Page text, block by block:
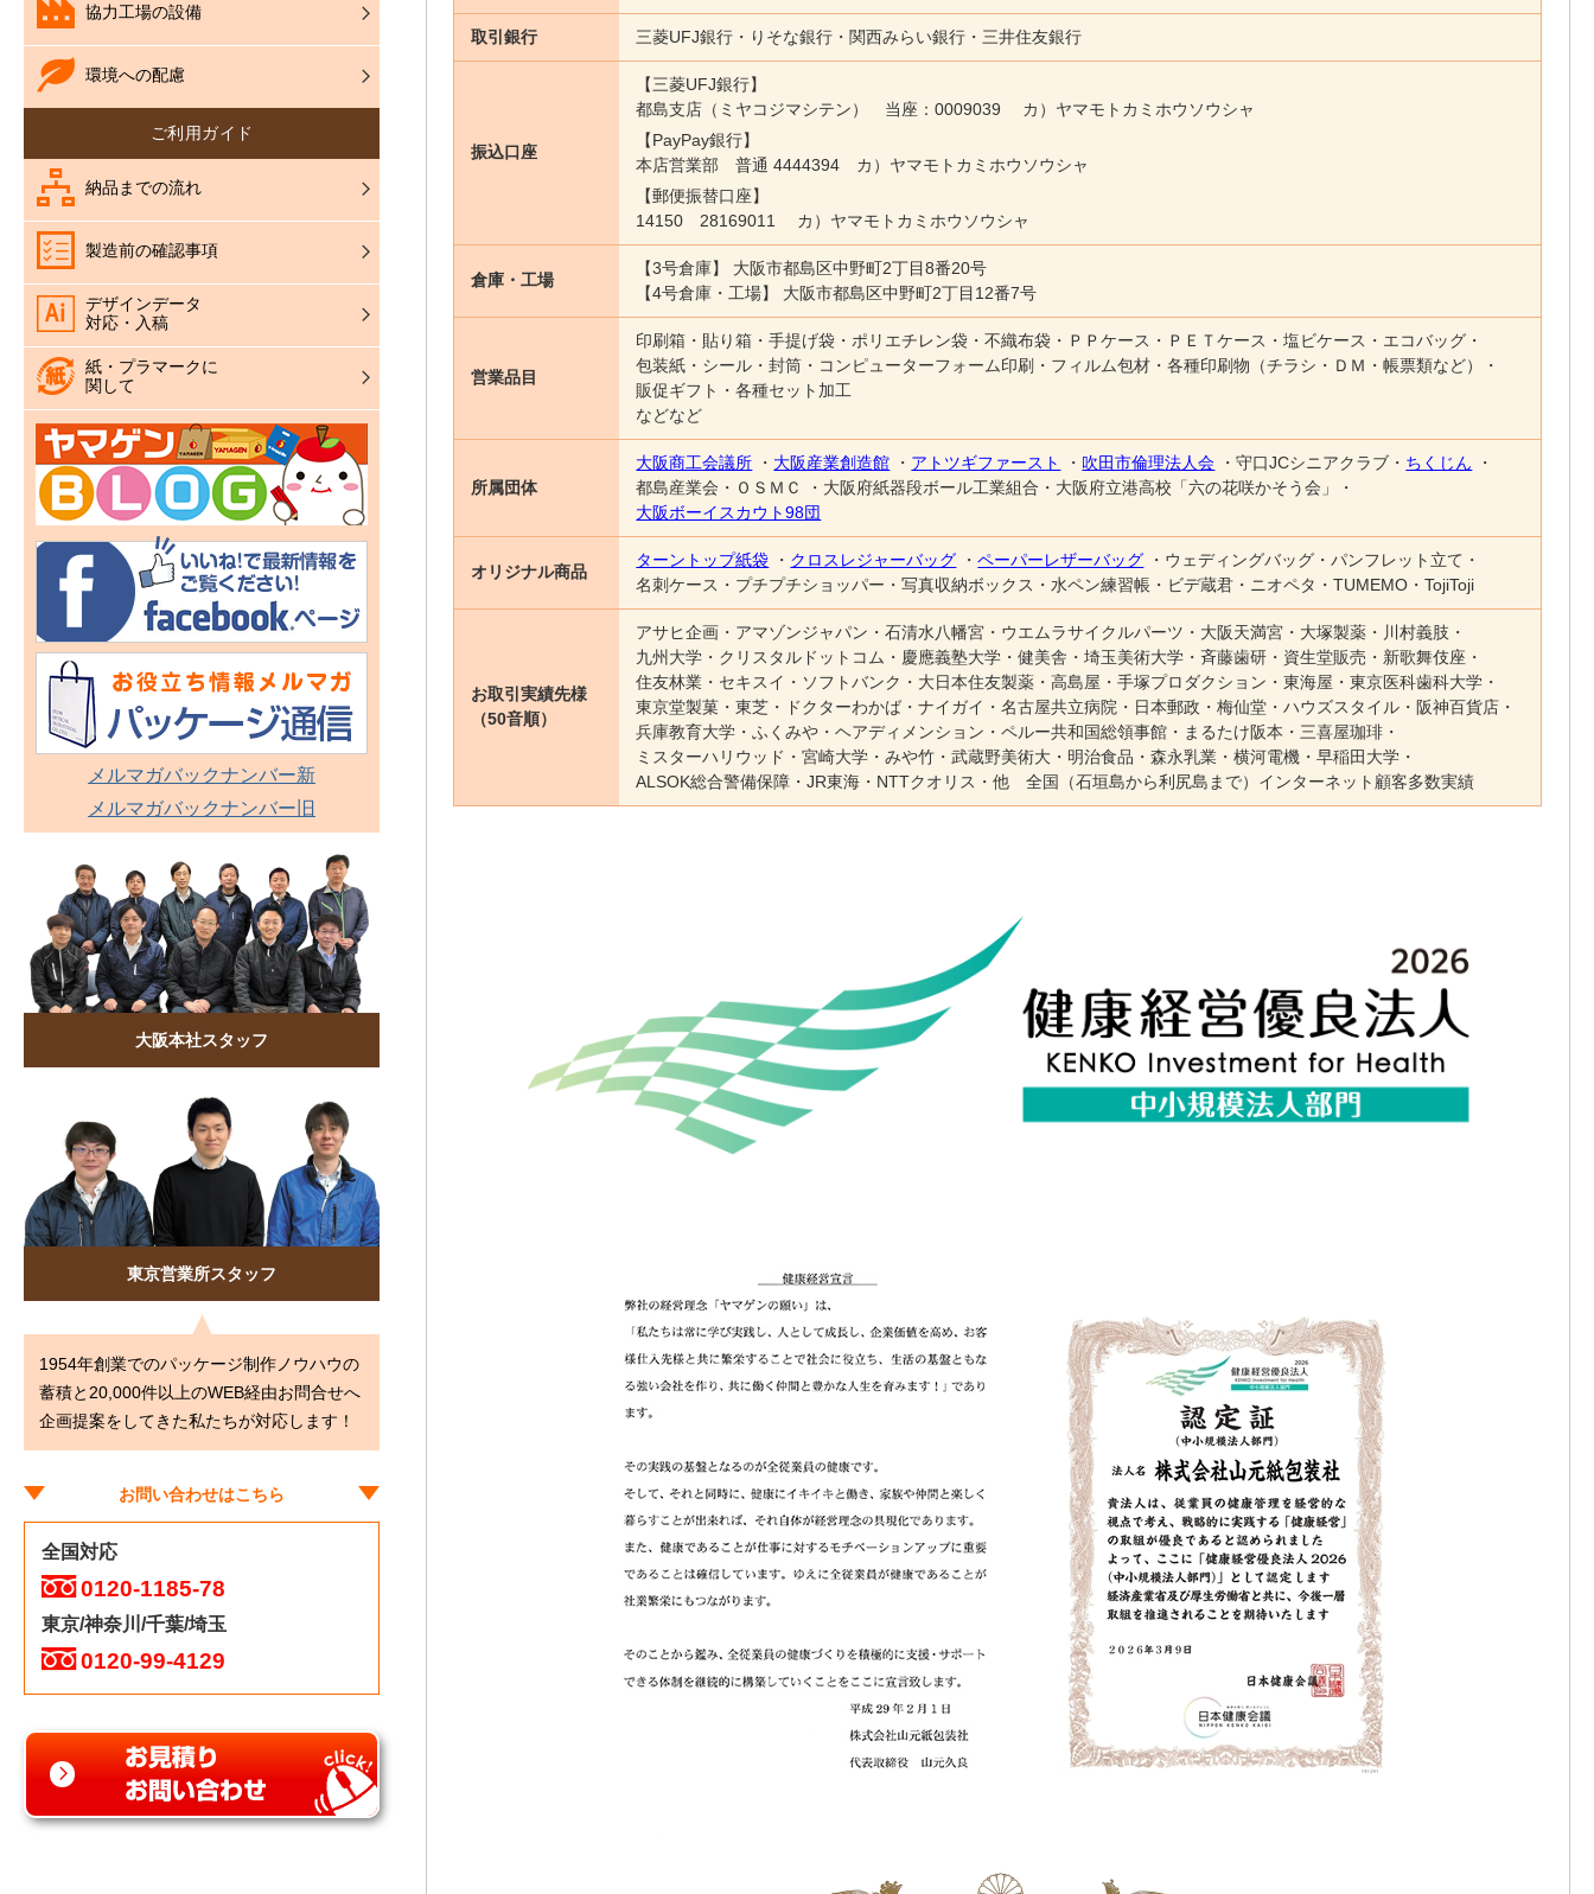
取引銀行 三菱UFJ銀行 りそな銀行 関西みらい銀行 三井住友銀行
振込口座
【三菱UFJ銀行】
都島支店（ミヤコジマシテン） 当座：0009039 カ）ヤマモトカミホウソウシャ
【PayPay銀行】
本店営業部 普通 4444394 カ）ヤマモトカミホウソウシャ
【郵便振替口座】
14150 28169011 カ）ヤマモトカミホウソウシャ
倉庫・工場
【3号倉庫】 大阪市都島区中野町2丁目8番20号
【4号倉庫・工場】 大阪市都島区中野町2丁目12番7号
営業品目
印刷箱 貼り箱 手提げ袋 ポリエチレン袋 不織布袋 ＰＰケース ＰＥＴケース 塩ビケース
エコバッグ
包装紙
シール 封筒 コンピューターフォーム印刷 フィルム包材
各種印刷物（チラシ・ＤＭ・帳票類など）
販促ギフト・各種セット加工
などなど
所属団体
大阪商工会議所 大阪産業創造館 アトツギファースト 吹田市倫理法人会 守口JCシニアクラブ
ちくじん
都島産業会
ＯＳＭＣ 大阪府紙器段ボール工業組合
大阪府立港高校「六の花咲かそう会」
大阪ボーイスカウト98団
オリジナル商品
ターントップ紙袋 クロスレジャーバッグ ペーパーレザーバッグ ウェディングバッグ
パンフレット立て
名刺ケース
プチプチショッパー 写真収納ボックス 水ペン練習帳 ビデ蔵君 ニオペタ TUMEMO TojiToji
お取引実績先様
（50音順）
アサヒ企画 アマゾンジャパン 石清水八幡宮 ウエムラサイクルパーツ 大阪天満宮 大塚製薬
川村義肢
九州大学
クリスタルドットコム 慶應義塾大学 健美舎 埼玉美術大学 斉藤歯研 資生堂販売
新歌舞伎座
住友林業
セキスイ ソフトバンク 大日本住友製薬 高島屋 手塚プロダクション 東海屋
東京医科歯科大学
東京堂製菓
東芝 ドクターわかば ナイガイ 名古屋共立病院 日本郵政 梅仙堂 ハウズスタイル
阪神百貨店
兵庫教育大学
ふくみや ヘアディメンション ペルー共和国総領事館 まるたけ阪本
三喜屋珈琲
ミスターハリウッド
宮崎大学 みや竹 武蔵野美術大 明治食品 森永乳業 横河電機
早稲田大学
ALSOK総合警備保障
JR東海 NTTクオリス 他 全国（石垣島から利尻島まで）インターネット顧客多数実績
協力工場の設備
環境への配慮
ご利用ガイド
納品までの流れ
製造前の確認事項
デザインデータ
対応・入稿
紙・プラマークに
関して
メルマガバックナンバー新
メルマガバックナンバー旧
大阪本社スタッフ
東京営業所スタッフ
1954年創業でのパッケージ制作ノウハウの
蓄積と20,000件以上のWEB経由お問合せへ
企画提案をしてきた私たちが対応します！
お問い合わせはこちら
全国対応
0120-1185-78
東京/神奈川/千葉/埼玉
0120-99-4129